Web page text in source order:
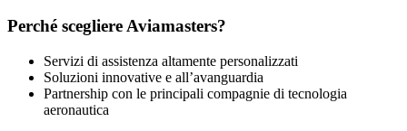
Perché scegliere Aviamasters?
Servizi di assistenza altamente personalizzati
Soluzioni innovative e all’avanguardia
Partnership con le principali compagnie di tecnologia
aeronautica